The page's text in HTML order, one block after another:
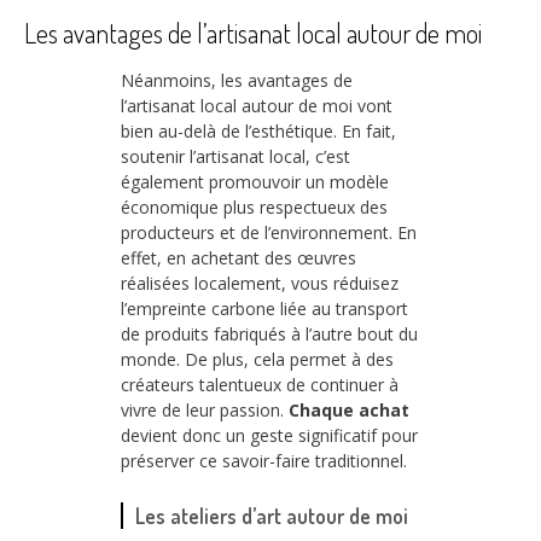
Les avantages de l’artisanat local autour de moi
Néanmoins, les avantages de
l’artisanat local autour de moi vont
bien au-delà de l’esthétique. En fait,
soutenir l’artisanat local, c’est
également promouvoir un modèle
économique plus respectueux des
producteurs et de l’environnement. En
effet, en achetant des œuvres
réalisées localement, vous réduisez
l’empreinte carbone liée au transport
de produits fabriqués à l’autre bout du
monde. De plus, cela permet à des
créateurs talentueux de continuer à
vivre de leur passion. Chaque achat
devient donc un geste significatif pour
préserver ce savoir-faire traditionnel.
Les ateliers d’art autour de moi